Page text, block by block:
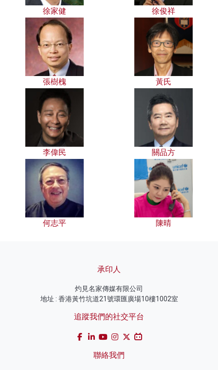
徐家健 徐俊祥
張樹槐 黃氏
李偉民 關品方
何志平 陳晴
承印人
灼見名家傳媒有限公司
地址 : 香港黃竹坑道21號環匯廣場10樓1002室
追蹤我們的社交平台
聯絡我們